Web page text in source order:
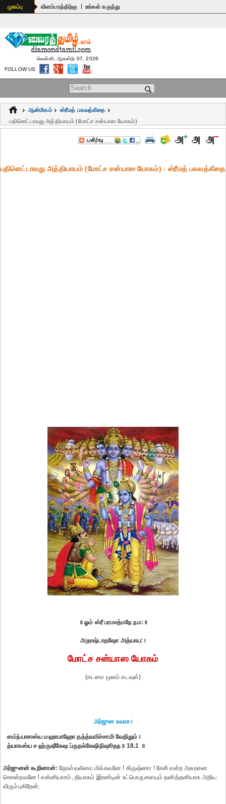
முகப்பு விளம்பரத்திற்கு | உங்கள் கருத்து
Search form
வெள்ளி, ஆகஸ்டு 07, 2026
FOLLOW US
ஆன்மிகம்
ஸ்ரீமத் பகவத்கீதை
பதினெட்டாவது அத்தியாயம் (மோட்ச சன்யாஸ யோகம்)
பதினெட்டாவது அத்தியாயம் (மோட்ச சன்யாஸ யோகம்) - ஸ்ரீமத் பகவத்கீதை
॥ ஓம் ஸ்ரீ பரமாத்மநே நம:॥
அதாஷ்டாதஷோ அத்யாய:।
மோட்ச சன்யாஸ யோகம்
(கடமை மூலம் கடவுள்)
அர்ஜுன உவாச।
ஸம்ந்யாஸஸ்ய மஹாபாஹோ தத்த்வமிச்சாமி வேதிதும்।
த்யாகஸ்ய ச ஹ்ருஷீகேஷ ப்ருதக்கேஷிநிஷூதந॥ 18.1 ॥
அர்ஜுனன் கூறினான்: தோள்வலிமை மிக்கவனே ! கிருஷ்ணா ! கேசி என்ற அசுரனை
கொன்றவனே ! சன்னியாசம், தியாகம் இரண்டின் உட்பொருளையும் தனித்தனியாக அறிய
விரும்புகிறேன்.